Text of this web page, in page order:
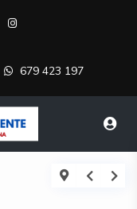
679 423 197